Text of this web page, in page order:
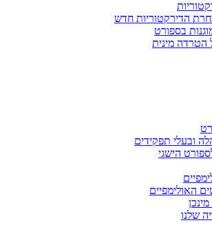
הדירקטוריות חדש
בספורט
הטרדה מינית
ובעלי תפקידים
הישגי
האולימפיים
שלנו